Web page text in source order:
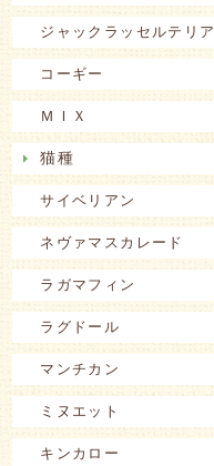
ジャックラッセルテリア
コーギー
ＭＩＸ
猫種
サイベリアン
ネヴァマスカレード
ラガマフィン
ラグドール
マンチカン
ミヌエット
キンカロー